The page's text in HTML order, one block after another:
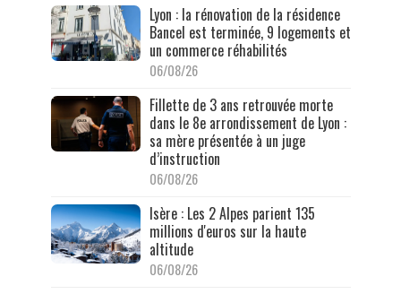
Lyon : la rénovation de la résidence
Bancel est terminée, 9 logements et
un commerce réhabilités
06/08/26
Fillette de 3 ans retrouvée morte
dans le 8e arrondissement de Lyon :
sa mère présentée à un juge
d’instruction
06/08/26
Isère : Les 2 Alpes parient 135
millions d'euros sur la haute
altitude
06/08/26